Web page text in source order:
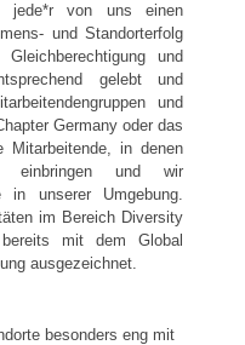
jede*r von uns einen
und Standorterfolg
und
gelebt und
und
Germany oder das
Mitarbeitende, in denen
einbringen und wir
in unserer Umgebung.
im Bereich Diversity
mit dem Global
ausgezeichnet.
besonders eng mit